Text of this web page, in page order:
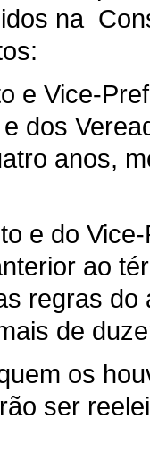
na
e Vice-
dos
anos,
e do
ao
regras
de
os
ser